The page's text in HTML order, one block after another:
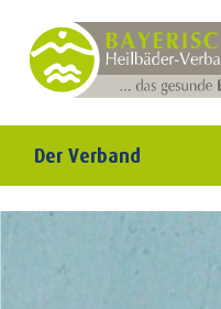
Der Verband